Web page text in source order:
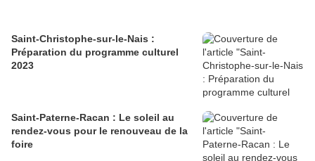
Saint-Christophe-sur-le-Nais :
Préparation du programme culturel
2023
Saint-Paterne-Racan : Le soleil au
rendez-vous pour le renouveau de la
foire